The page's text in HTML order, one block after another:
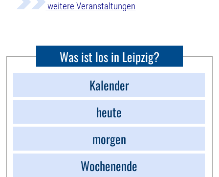
weitere Veranstaltungen
Was ist los in Leipzig?
Kalender
heute
morgen
Wochenende